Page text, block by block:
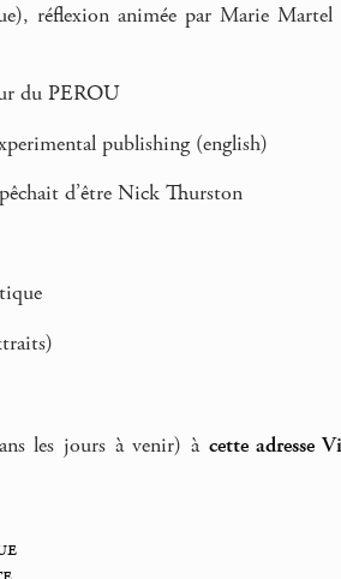
réflexion animée par Marie Martel
du PEROU
publishing (english)
d’être Nick Thurston
les jours à venir) à cette adresse